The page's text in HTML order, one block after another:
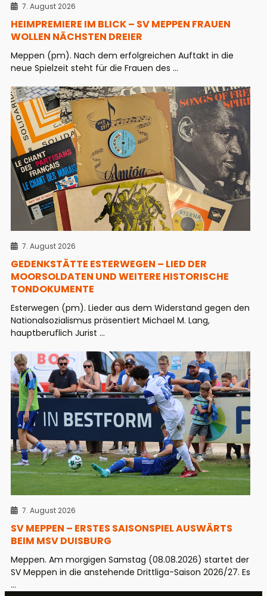
7. August 2026
HEIMPREMIERE IM BLICK – SV MEPPEN FRAUEN
WOLLEN NÄCHSTEN DREIER
Meppen (pm). Nach dem erfolgreichen Auftakt in die
neue Spielzeit steht für die Frauen des ...
7. August 2026
GEDENKSTÄTTE ESTERWEGEN – LIED DER
MOORSOLDATEN UND WEITERE HISTORISCHE
TONDOKUMENTE
Esterwegen (pm). Lieder aus dem Widerstand gegen den
Nationalsozialismus präsentiert Michael M. Lang,
hauptberuflich Jurist ...
7. August 2026
SV MEPPEN – ERSTES SAISONSPIEL AUSWÄRTS
BEIM MSV DUISBURG
Meppen. Am morgigen Samstag (08.08.2026) startet der
SV Meppen in die anstehende Drittliga-Saison 2026/27. Es
...